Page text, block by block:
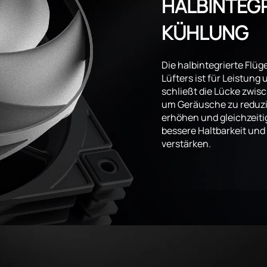
KÜHLUNG
Die halbintegrierte
Lüfters ist für Leistung
schließt die Lücke
um Geräusche zu
erhöhen und
bessere Haltbarkeit
verstärken.